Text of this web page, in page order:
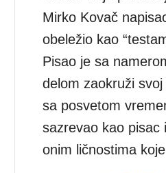
Mirko Kovač
obeležio kao
Pisao je sa
delom zaokruži
sa posvetom
sazrevao kao pisac
onim ličnostima